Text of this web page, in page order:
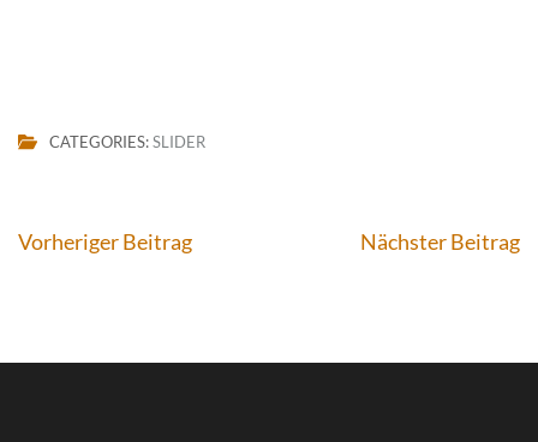
CATEGORIES:SLIDER
Beitragsnavigation
Vorheriger Beitrag Nächster Beitrag